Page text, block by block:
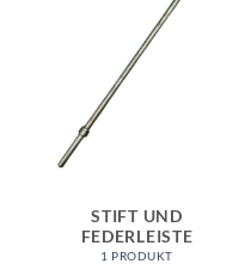
STIFT UND
FEDERLEISTE
1 PRODUKT